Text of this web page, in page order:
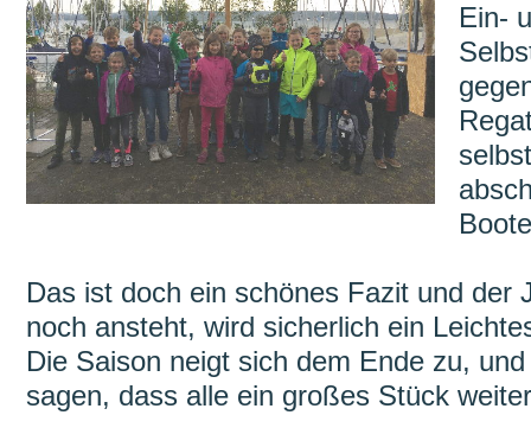
Ein-
Das ist doch ein schönes Fazit und der
noch ansteht, wird sicherlich ein
Die Saison neigt sich dem Ende zu,
sagen, dass alle ein großes Stück